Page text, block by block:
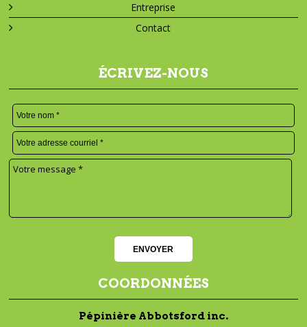
Entreprise
Contact
ÉCRIVEZ-NOUS
COORDONNÉES
Pépinière Abbotsford inc.